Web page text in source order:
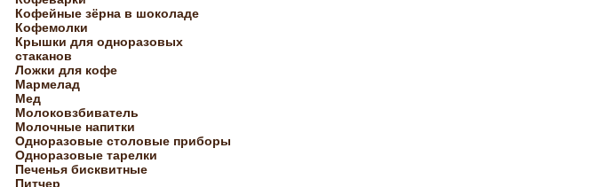
Кофейные зёрна в шоколаде
Кофемолки
Крышки для одноразовых
стаканов
Ложки для кофе
Мармелад
Мед
Молоковзбиватель
Молочные напитки
Одноразовые столовые приборы
Одноразовые тарелки
Печенья бисквитные
Питчер